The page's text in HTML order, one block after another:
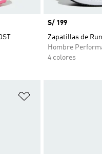
Precio
S/ 199
Zapatillas de
Hombre
4 colores